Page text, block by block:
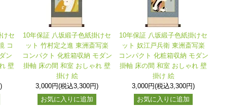
セ
コ
ン
壁
10年保証 八坂緞子色紙掛けセ
ット 竹村定之進 東洲斎写楽
コンパクト 化粧箱収納 モダン
掛軸 床の間 和室 おしゃれ 壁
掛け 絵
3,000円(税込3,300円)
お気に入りに追加
10年保証 八坂緞子色紙掛けセ
ット 奴江戸兵衛 東洲斎写楽
コンパクト 化粧箱収納 モダン
掛軸 床の間 和室 おしゃれ 壁
掛け 絵
3,000円(税込3,300円)
お気に入りに追加